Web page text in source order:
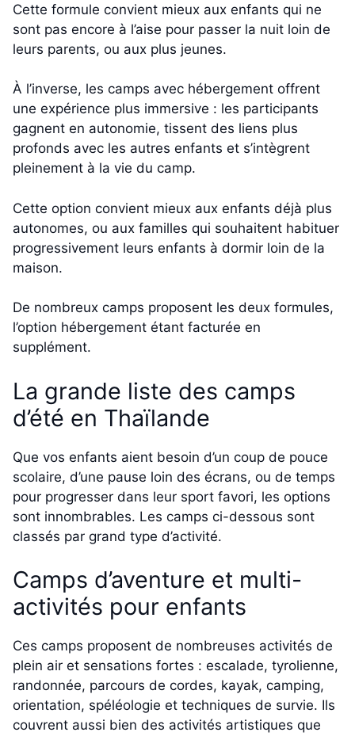
Cette formule convient mieux aux enfants qui ne
sont pas encore à l’aise pour passer la nuit loin de
leurs parents, ou aux plus jeunes.
À l’inverse, les camps avec hébergement offrent
une expérience plus immersive : les participants
gagnent en autonomie, tissent des liens plus
profonds avec les autres enfants et s’intègrent
pleinement à la vie du camp.
Cette option convient mieux aux enfants déjà plus
autonomes, ou aux familles qui souhaitent habituer
progressivement leurs enfants à dormir loin de la
maison.
De nombreux camps proposent les deux formules,
l’option hébergement étant facturée en
supplément.
La grande liste des camps
d’été en Thaïlande
Que vos enfants aient besoin d’un coup de pouce
scolaire, d’une pause loin des écrans, ou de temps
pour progresser dans leur sport favori, les options
sont innombrables. Les camps ci-dessous sont
classés par grand type d’activité.
Camps d’aventure et multi-
activités pour enfants
Ces camps proposent de nombreuses activités de
plein air et sensations fortes : escalade, tyrolienne,
randonnée, parcours de cordes, kayak, camping,
orientation, spéléologie et techniques de survie. Ils
couvrent aussi bien des activités artistiques que